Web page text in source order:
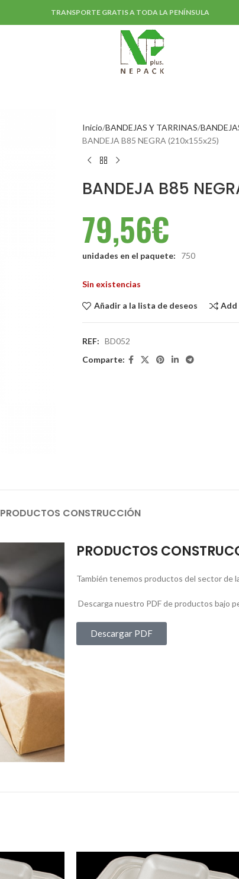
TRANSPORTE GRATIS A TODA LA PENÍNSULA
Inicio BANDEJAS Y TARRINAS
BANDEJA B85 NEGRA (210x155x25)
BANDEJA B85
79,56€
unidades en el paquete: 750
Sin existencias
Añadir a la lista de deseos Add
REF: BD052
Comparte:
PRODUCTOS CONSTRUCCIÓN
PRODUCTOS
También tenemos productos del sector de
Descarga nuestro PDF de productos bajo
Descargar PDF